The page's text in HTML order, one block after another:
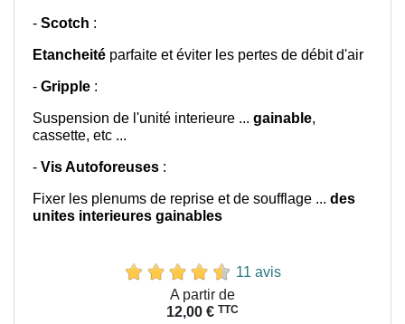
- Scotch :
Etancheité parfaite et éviter les pertes de débit d'air
- Gripple :
Suspension de l'unité interieure ... gainable,
cassette, etc ...
- Vis Autoforeuses :
Fixer les plenums de reprise et de soufflage ... des
unites interieures gainables
11 avis
A partir de
12,00 € TTC